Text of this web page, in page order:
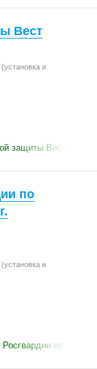
Вест
и
защиты Вест
по
и
по